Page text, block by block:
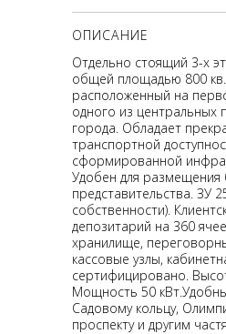
ОПИСАНИЕ
Отдельно стоящий 3-х
общей площадью 800
расположенный на
одного из центральных
города. Обладает
транспортной
сформированной
Удобен для размещения
представительства. ЗУ
собственности).
депозитарий на 360
хранилище,
кассовые узлы,
сертифицировано.
Мощность 50
Садовому кольцу,
проспекту и другим